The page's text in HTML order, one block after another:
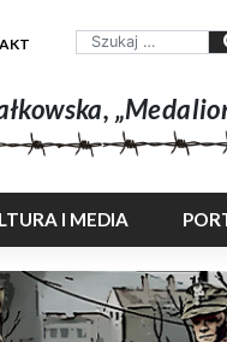
I MEDIA